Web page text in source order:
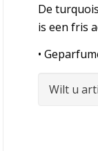
De
is een fris
•
Wilt u